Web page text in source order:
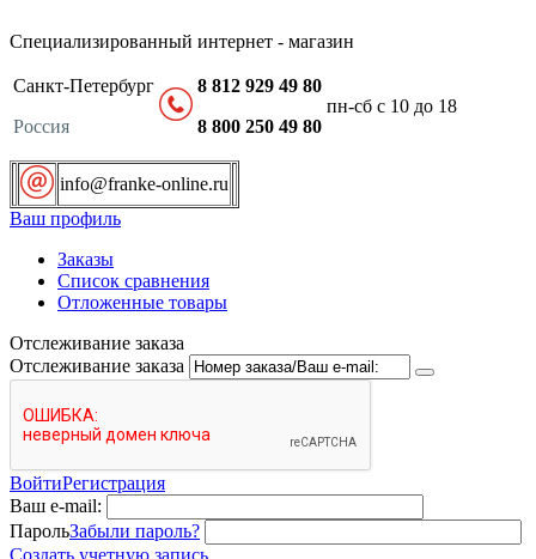
Специализированный интернет - магазин
Санкт-Петербург
Россия
8 812 929 49 80
8 800 250 49 80
пн-сб с 10 до 18
info@franke-online.ru
Ваш профиль
Заказы
Список сравнения
Отложенные товары
Отслеживание заказа
Отслеживание заказа
ВойтиРегистрация
Ваш e-mail:
ПарольЗабыли пароль?
Создать учетную запись